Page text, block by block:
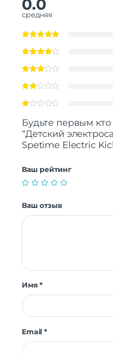
0.0
средняя
Будьте первым кто
“Детский
Spetime Electric
Ваш рейтинг
Ваш отзыв
Имя*
Email*